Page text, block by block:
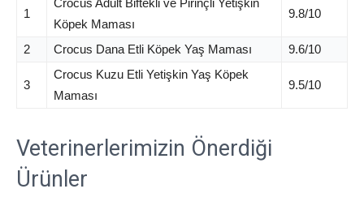
1
Köpek Maması
9.8/10
2 Crocus Dana Etli Köpek Yaş Maması 9.6/10
3
Crocus Kuzu Etli Yetişkin Yaş Köpek
Maması
9.5/10
Veterinerlerimizin Önerdiği
Ürünler